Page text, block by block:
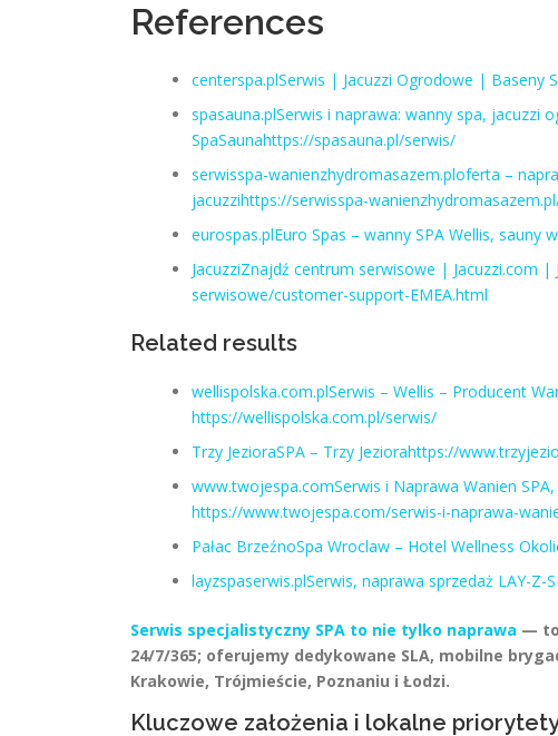
References
centerspa.plSerwis | Jacuzzi Ogrodowe | Baseny
spasauna.plSerwis i naprawa: wanny spa, jacuzzi
SpaSaunahttps://spasauna.pl/serwis/
serwisspa-wanienzhydromasazem.ploferta –
jacuzzihttps://serwisspa-
eurospas.plEuro Spas – wanny SPA Wellis,
JacuzziZnajdź centrum serwisowe | Jacuzzi.com
serwisowe/customer-support-EMEA.html
Related results
wellispolska.com.plSerwis – Wellis – Producent
https://wellispolska.com.pl/serwis/
Trzy JezioraSPA – Trzy Jeziorahttps://
www.twojespa.comSerwis i Naprawa Wanien
https://www.twojespa.com/serwis-i-naprawa-
Pałac BrzeźnoSpa Wroclaw – Hotel Wellness
layzspaserwis.plSerwis, naprawa sprzedaż LAY-Z-
Serwis specjalistyczny SPA to nie tylko naprawa — to
24/7/365; oferujemy dedykowane SLA, mobilne
Krakowie, Trójmieście, Poznaniu i Łodzi.
Kluczowe założenia i lokalne